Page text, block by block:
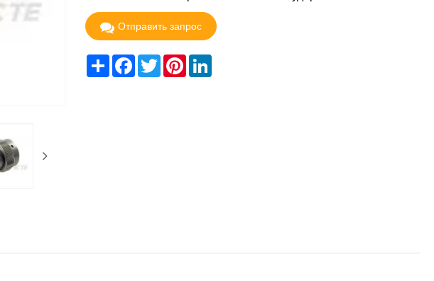
Отправить запрос
ShareFacebook
TwitterPinterestLinkedIn